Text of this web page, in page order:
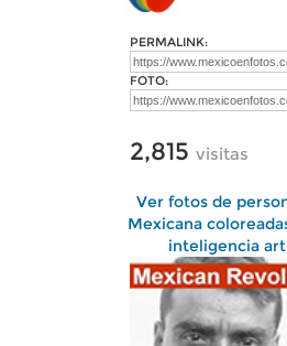
PERMALINK:
FOTO:
2,815 visitas
Ver fotos de
Mexicana
inteligencia